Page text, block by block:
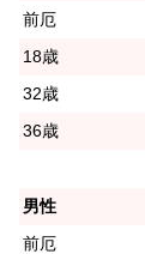
前厄
18歳
32歳
36歳
男性
前厄